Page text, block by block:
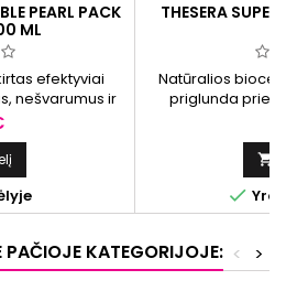
PEARL PACK
ML
efektyviai
nešvarumus ir
valiklis
odą,
pojūtį.
THESERA
Natūralios
priglunda prie
sąlygas

 Yra
PAČIOJE KATEGORIJOJE: >
<